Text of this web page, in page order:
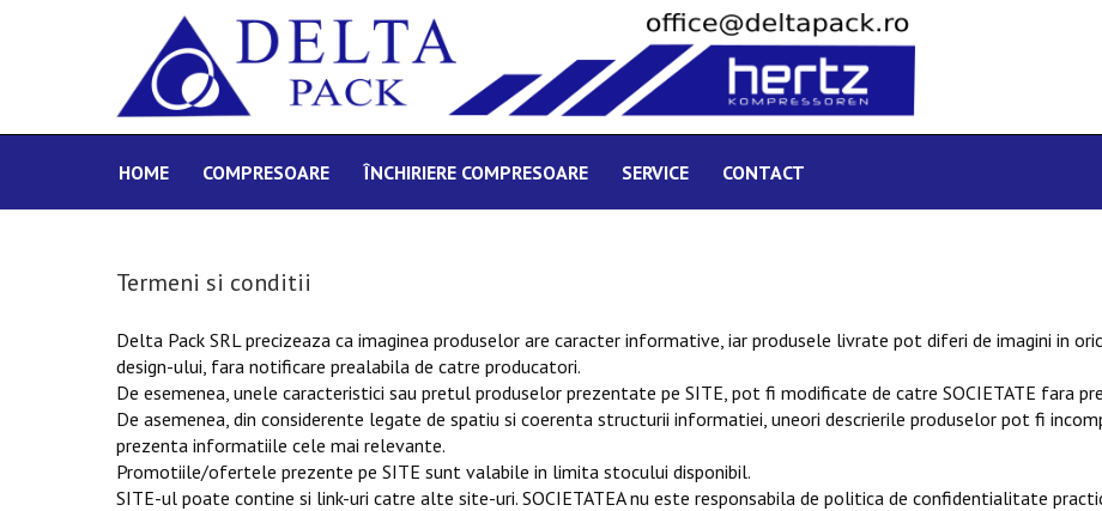
HOME COMPRESOARE ÎNCHIRIERE COMPRESOARE SERVICE CONTACT
Termeni si conditii
Delta Pack SRL precizeaza ca imaginea produselor are caracter informative, iar produsele livrate pot diferi de imagini in
design-ului, fara notificare prealabila de catre producatori.
De esemenea, unele caracteristici sau pretul produselor prezentate pe SITE, pot fi modificate de catre SOCIETATE fara
De asemenea, din considerente legate de spatiu si coerenta structurii informatiei, uneori descrierile produselor pot fi
prezenta informatiile cele mai relevante.
Promotiile/ofertele prezente pe SITE sunt valabile in limita stocului disponibil.
SITE-ul poate contine si link-uri catre alte site-uri. SOCIETATEA nu este responsabila de politica de confidentialitate